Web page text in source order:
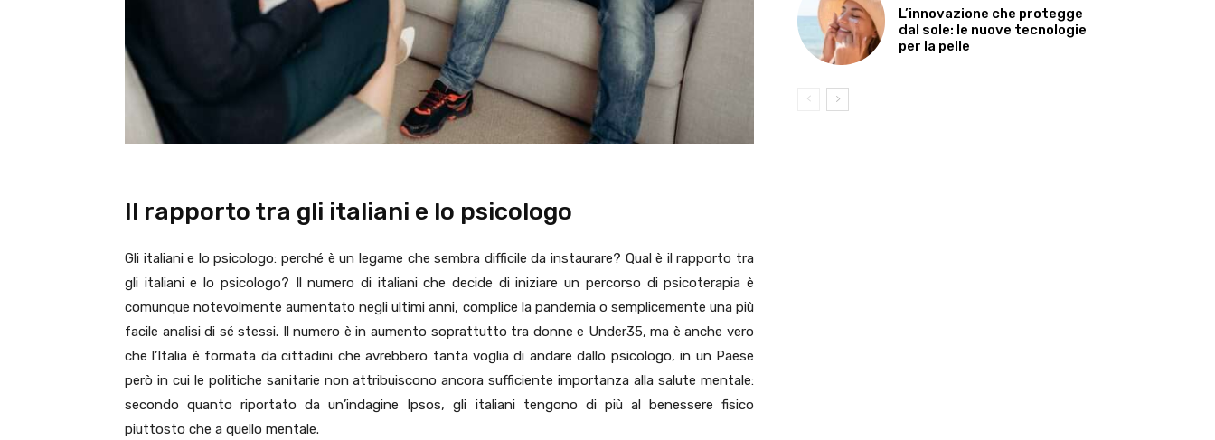
Il rapporto tra gli italiani e lo psicologo
Gli italiani e lo psicologo: perché è un legame che sembra difficile da instaurare? Qual è il rapporto tra
gli italiani e lo psicologo? Il numero di italiani che decide di iniziare un percorso di psicoterapia è
comunque notevolmente aumentato negli ultimi anni, complice la pandemia o semplicemente una più
facile analisi di sé stessi. Il numero è in aumento soprattutto tra donne e Under35, ma è anche vero
che l’Italia è formata da cittadini che avrebbero tanta voglia di andare dallo psicologo, in un Paese
però in cui le politiche sanitarie non attribuiscono ancora sufficiente importanza alla salute mentale:
secondo quanto riportato da un’indagine Ipsos, gli italiani tengono di più al benessere fisico
piuttosto che a quello mentale.
L’innovazione che protegge
dal sole: le nuove tecnologie
per la pelle